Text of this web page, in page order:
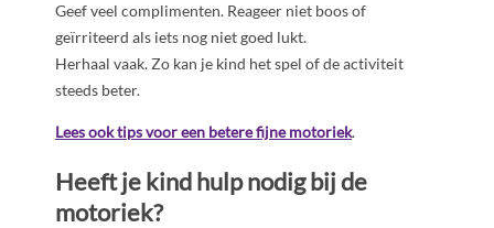
Geef veel complimenten. Reageer niet boos of
geïrriteerd als iets nog niet goed lukt.
Herhaal vaak. Zo kan je kind het spel of de activiteit
steeds beter.
Lees ook tips voor een betere fijne motoriek.
Heeft je kind hulp nodig bij de
motoriek?